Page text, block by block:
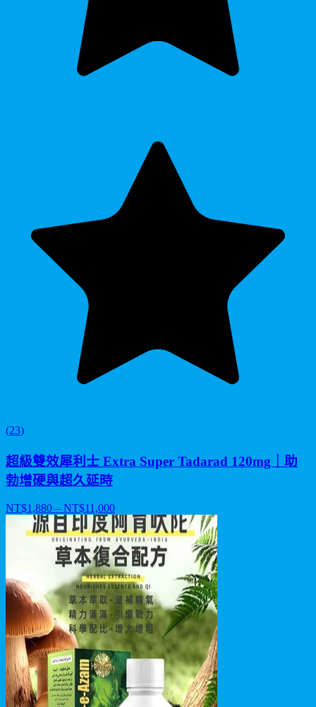
(23)
超級雙效犀利士 Extra Super Tadarad 120mg｜助
勃增硬與超久延時
NT$1,880 – NT$11,000